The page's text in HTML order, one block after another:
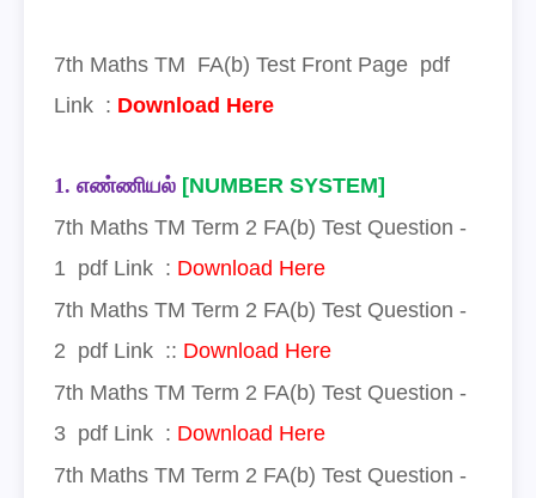
7th Maths TM FA(b) Test Front Page pdf
Link : Download Here
1. எண்ணியல் [NUMBER SYSTEM]
7th Maths TM Term 2 FA(b) Test Question -
1 pdf Link : Download Here
7th Maths TM Term 2 FA(b) Test Question -
2 pdf Link :: Download Here
7th Maths TM Term 2 FA(b) Test Question -
3 pdf Link : Download Here
7th Maths TM Term 2 FA(b) Test Question -